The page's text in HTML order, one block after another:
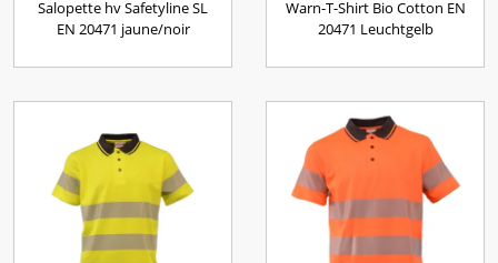
Salopette hv Safetyline SL
EN 20471 jaune/noir
Warn-T-Shirt Bio Cotton EN
20471 Leuchtgelb